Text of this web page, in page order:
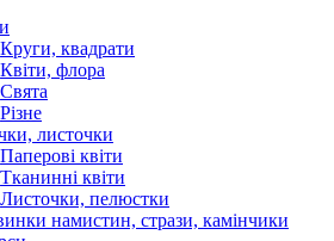
Круги, квадрати
Квіти, флора
Свята
Різне
листочки
Паперові квіти
Тканинні квіти
Листочки, пелюстки
намистин, стрази, камінчики